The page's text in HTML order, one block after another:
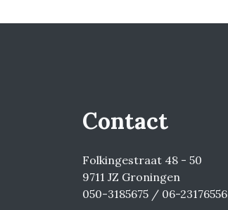
Contact
Folkingestraat 48 - 50
9711 JZ Groningen
050-3185675 / 06-23176556